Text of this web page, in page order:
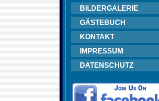
BILDERGALERIE
GÄSTEBUCH
KONTAKT
IMPRESSUM
DATENSCHUTZ